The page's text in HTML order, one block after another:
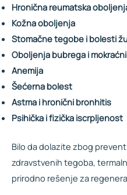
Hronična reumatska
Kožna oboljenja
Stomačne tegobe i bolesti
Oboljenja bubrega i
Anemija
Šećerna bolest
Astma i hronični bronhitis
Psihička i fizička iscrpljenost
Bilo da dolazite zbog
zdravstvenih tegoba,
prirodno rešenje za